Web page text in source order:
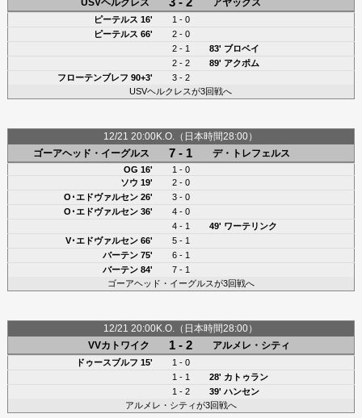
ピーテルス 16'
1 - 0
ピーテルス 66'
2 - 0
2 - 1
83' ブロベイ
2 - 2
89' アクポム
フローテンブレフ 90+3'
3 - 2
USVヘルクレスが3回戦へ
12/21 20:00K.O.（日本時間28:00）
ゴーアヘッド・イーグルス
7 - 1 デ・トレフェルス
OG 16'
1 - 0
ソウ 19'
2 - 0
O･エドヴァルセン26'
3 - 0
O･エドヴァルセン36'
4 - 0
4 - 1
49' ワーテリンク
V･エドヴァルセン66'
5 - 1
バーテン75'
6 - 1
バーテン84'
7 - 1
ゴーアヘッド・イーグルスが3回戦へ
12/21 20:00K.O.（日本時間28:00）
VVカトワイク
1 - 2 アルメレ・シティ
ドゥースブルフ 15'
1 - 0
1 - 1
28' カトゥラン
1 - 2
39' ハンセン
アルメレ・シティが3回戦へ